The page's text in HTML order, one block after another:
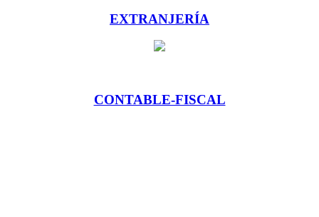
EXTRANJERÍA
CONTABLE-FISCAL